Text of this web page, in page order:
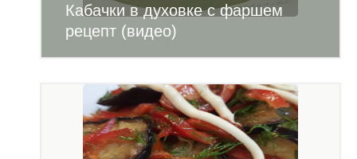
Кабачки в духовке с фаршем
рецепт (видео)